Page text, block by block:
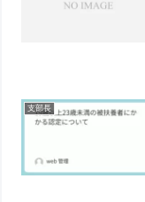
支部長